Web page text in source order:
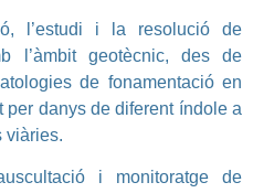
l’estudi i la resolució de
l’àmbit geotècnic, des de
de fonamentació en
danys de diferent índole a
viàries.
i monitoratge de